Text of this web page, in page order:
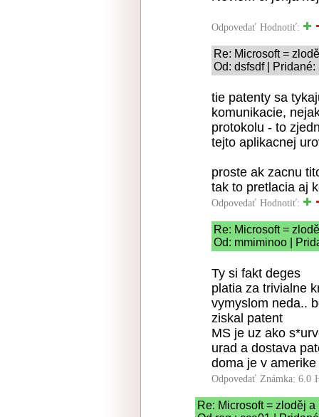
Odpovedať Hodnotiť:
Re: Microsoft =
Od: dsfsdf |
tie patenty sa
komunikacie,
protokolu - to
tejto aplikacnej
proste ak zacnu
tak to pretlacia aj
Odpovedať Hodnotiť:
Re: Microsoft =
Od: mmiminoo |
Ty si fakt deges
platia za trivialne
vymyslom neda..
ziskal patent
MS je uz ako
urad a dostava
doma je v
Odpovedať Známka: 6.0
Re: Microsoft = zloděj